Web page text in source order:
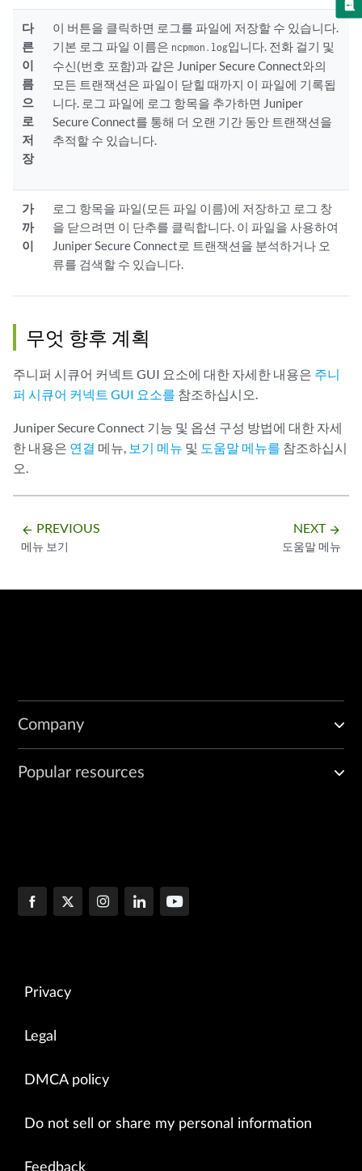
다
른
이
름
으
로
저
장
이 버튼을 클릭하면 로그를 파일에 저장할 수 있습니다.
기본 로그 파일 이름은 ncpmon.log입니다. 전화 걸기 및
수신(번호 포함)과 같은 Juniper Secure Connect와의
모든 트랜잭션은 파일이 닫힐 때까지 이 파일에 기록됩
니다. 로그 파일에 로그 항목을 추가하면 Juniper
Secure Connect를 통해 더 오랜 기간 동안 트랜잭션을
추적할 수 있습니다.
가
까
이
로그 항목을 파일(모든 파일 이름)에 저장하고 로그 창
을 닫으려면 이 단추를 클릭합니다. 이 파일을 사용하여
Juniper Secure Connect로 트랜잭션을 분석하거나 오
류를 검색할 수 있습니다.
무엇 향후 계획
주니퍼 시큐어 커넥트 GUI 요소에 대한 자세한 내용은 주니
퍼 시큐어 커넥트 GUI 요소를 참조하십시오.
Juniper Secure Connect 기능 및 옵션 구성 방법에 대한 자세
한 내용은 연결 메뉴, 보기 메뉴 및 도움말 메뉴를 참조하십시
오.
arrow_backward PREVIOUS
메뉴 보기
NEXT arrow_forward
도움말 메뉴
Company
Popular resources
Privacy
Legal
DMCA policy
Do not sell or share my personal information
Feedback